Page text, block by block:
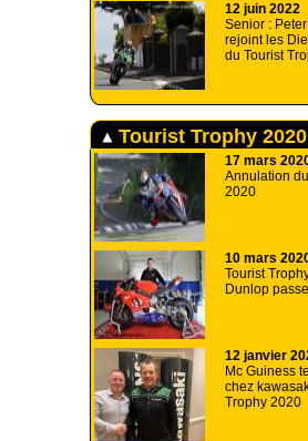
12 juin 2022
Senior :
rejoint les
du Tourist
Tourist Trophy 2020
17 mars
Annulation
2020
10 mars
Tourist
Dunlop
12 janvier
Mc Guiness
chez
Trophy 2020